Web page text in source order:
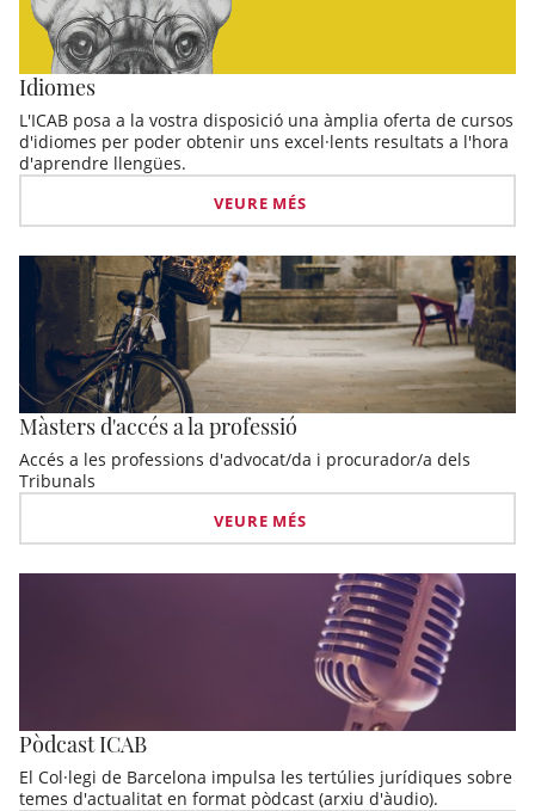
Idiomes
L'ICAB posa a la vostra disposició una àmplia oferta de cursos
d'idiomes per poder obtenir uns excel·lents resultats a l'hora
d'aprendre llengües.
VEURE MÉS
Màsters d'accés a la professió
Accés a les professions d'advocat/da i procurador/a dels
Tribunals
VEURE MÉS
Pòdcast ICAB
El Col·legi de Barcelona impulsa les tertúlies jurídiques sobre
temes d'actualitat en format pòdcast (arxiu d'àudio).